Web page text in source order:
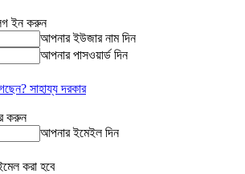
ইন করুন
আপনার ইউজার নাম দিন
আপনার পাসওয়ার্ড দিন
সাহায্য দরকার
করুন
আপনার ইমেইল দিন
করা হবে